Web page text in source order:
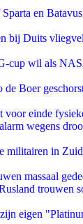
en
bij Duits
cup wil als
de Boer
voor einde
wegens
militairen in
massaal
trouwen
eigen